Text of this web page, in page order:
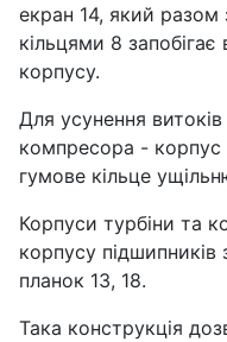
екран 14, який
кільцями 8
корпусу.
Для усунення
компресора - корпус
гумове кільце
Корпуси турбіни та
корпусу
планок 13, 18.
Така конструкція